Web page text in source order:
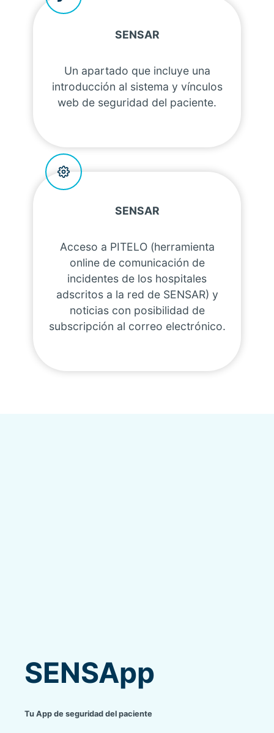
SENSAR
Un apartado que incluye una
introducción al sistema y vínculos
web de seguridad del paciente.
SENSAR
Acceso a PITELO (herramienta
online de comunicación de
incidentes de los hospitales
adscritos a la red de SENSAR) y
noticias con posibilidad de
subscripción al correo electrónico.
SENSApp
Tu App de seguridad del paciente